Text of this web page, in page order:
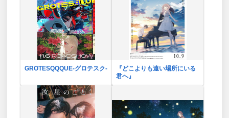
GROTESQQQUE-グロテスク-
『どこよりも遠い場所にいる
君へ』